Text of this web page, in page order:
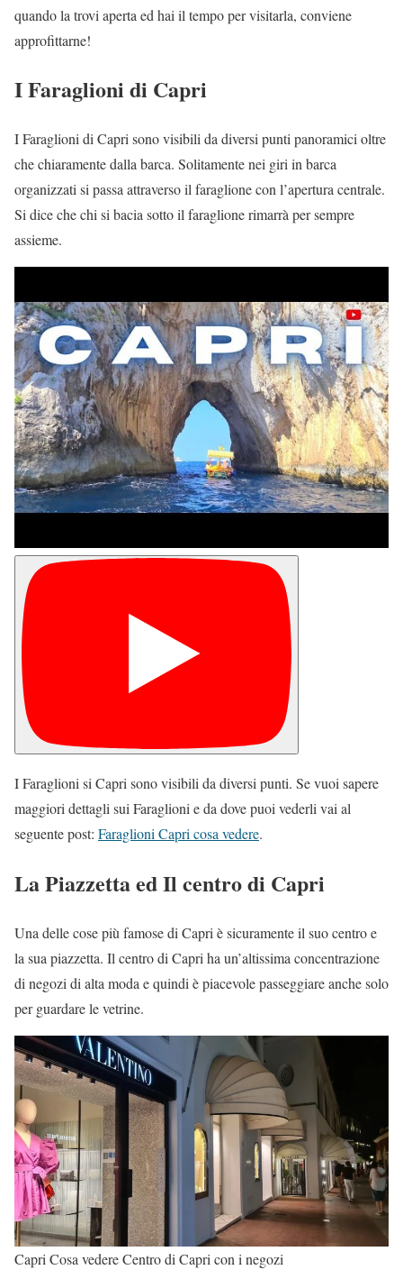
quando la trovi aperta ed hai il tempo per visitarla, conviene
approfittarne!
I Faraglioni di Capri
I Faraglioni di Capri sono visibili da diversi punti panoramici oltre
che chiaramente dalla barca. Solitamente nei giri in barca
organizzati si passa attraverso il faraglione con l’apertura centrale.
Si dice che chi si bacia sotto il faraglione rimarrà per sempre
assieme.
I Faraglioni si Capri sono visibili da diversi punti. Se vuoi sapere
maggiori dettagli sui Faraglioni e da dove puoi vederli vai al
seguente post: Faraglioni Capri cosa vedere.
La Piazzetta ed Il centro di Capri
Una delle cose più famose di Capri è sicuramente il suo centro e
la sua piazzetta. Il centro di Capri ha un’altissima concentrazione
di negozi di alta moda e quindi è piacevole passeggiare anche solo
per guardare le vetrine.
Capri Cosa vedere Centro di Capri con i negozi